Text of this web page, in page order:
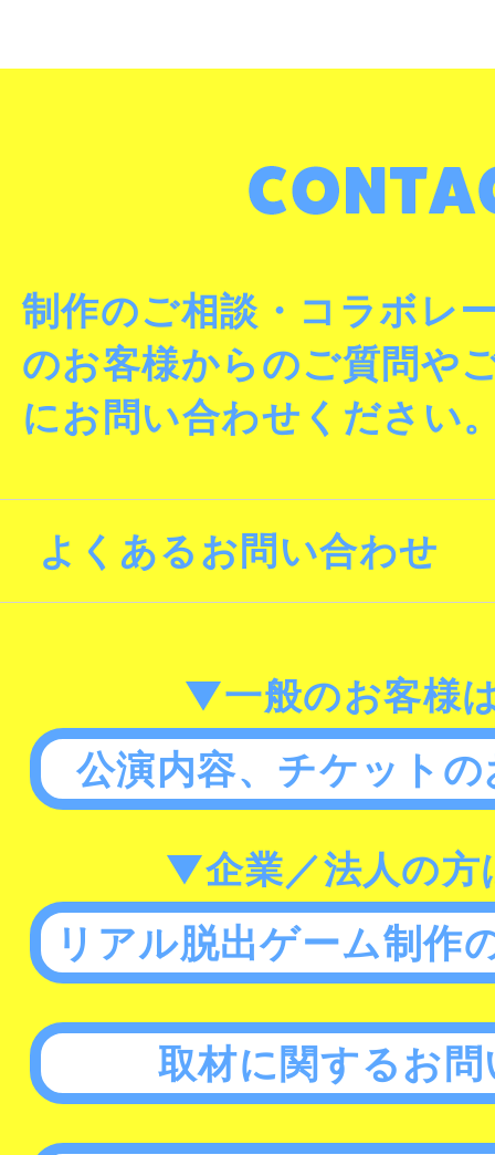
制作のご相談・コラボレ
のお客様からのご質問や
にお問い合わせください
よくあるお問い合わせ
▼一般のお客様
公演内容、チケット
▼企業／法人の方
リアル脱出ゲーム制作
取材に関するお